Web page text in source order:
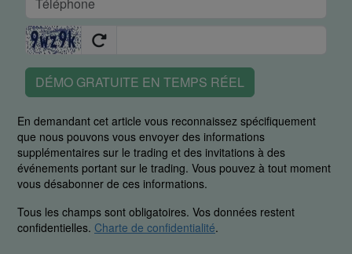
DÉMO GRATUITE EN TEMPS RÉEL
En demandant cet article vous reconnaissez spécifiquement
que nous pouvons vous envoyer des informations
supplémentaires sur le trading et des invitations à des
événements portant sur le trading. Vous pouvez à tout moment
vous désabonner de ces informations.
Tous les champs sont obligatoires. Vos données restent
confidentielles. Charte de confidentialité.